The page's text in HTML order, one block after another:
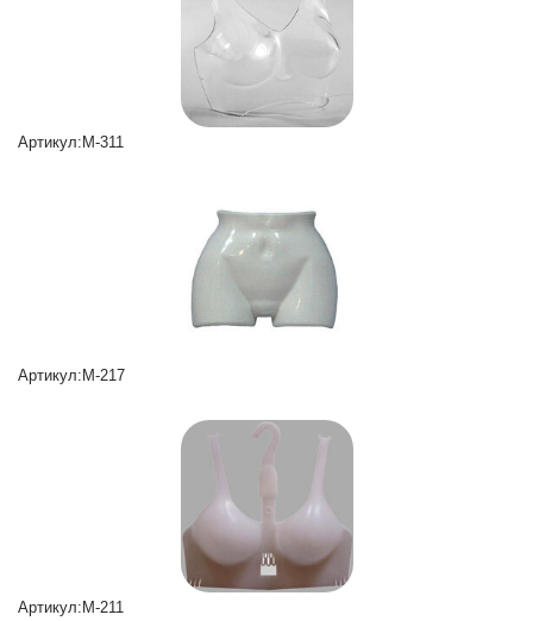
Артикул:M-311
Артикул:M-217
Артикул:M-211